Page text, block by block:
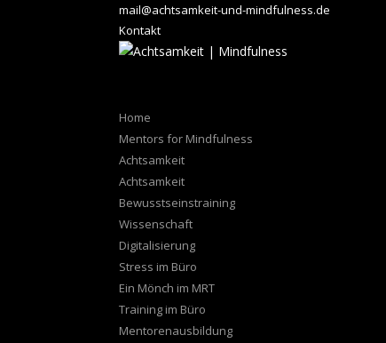
mail@achtsamkeit-und-mindfulness.de
Kontakt
Home
Mentors for Mindfulness
Achtsamkeit
Achtsamkeit
Bewusstseinstraining
Wissenschaft
Digitalisierung
Stress im Büro
Ein Mönch im MRT
Training im Büro
Mentorenausbildung